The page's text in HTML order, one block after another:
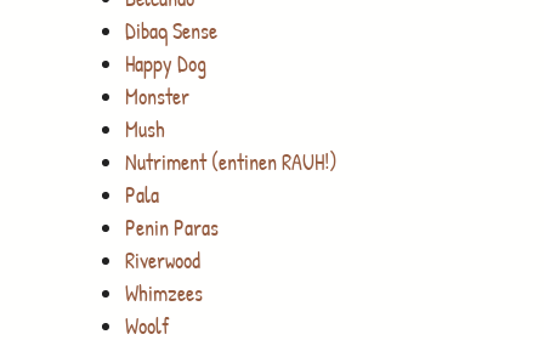
Dibaq Sense
Happy Dog
Monster
Mush
Nutriment (entinen RAUH!)
Pala
Penin Paras
Riverwood
Whimzees
Woolf